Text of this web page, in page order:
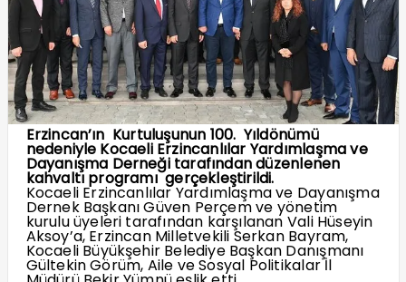
Erzincan’ın Kurtuluşunun 100. Yıldönümü
nedeniyle Kocaeli Erzincanlılar Yardımlaşma ve
Dayanışma Derneği tarafından düzenlenen
kahvaltı programı gerçekleştirildi.
Kocaeli Erzincanlılar Yardımlaşma ve Dayanışma
Dernek Başkanı Güven Perçem ve yönetim
kurulu üyeleri tarafından karşılanan Vali Hüseyin
Aksoy’a, Erzincan Milletvekili Serkan Bayram,
Kocaeli Büyükşehir Belediye Başkan Danışmanı
Gültekin Görüm, Aile ve Sosyal Politikalar İl